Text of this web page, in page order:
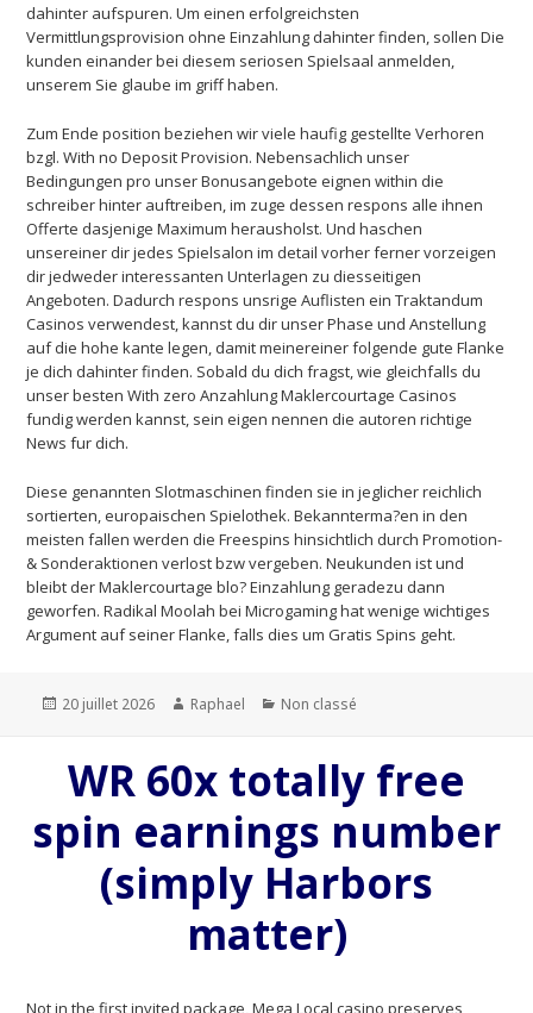
dahinter aufspuren. Um einen erfolgreichsten
Vermittlungsprovision ohne Einzahlung dahinter finden, sollen Die
kunden einander bei diesem seriosen Spielsaal anmelden,
unserem Sie glaube im griff haben.
Zum Ende position beziehen wir viele haufig gestellte Verhoren
bzgl. With no Deposit Provision. Nebensachlich unser
Bedingungen pro unser Bonusangebote eignen within die
schreiber hinter auftreiben, im zuge dessen respons alle ihnen
Offerte dasjenige Maximum herausholst. Und haschen
unsereiner dir jedes Spielsalon im detail vorher ferner vorzeigen
dir jedweder interessanten Unterlagen zu diesseitigen
Angeboten. Dadurch respons unsrige Auflisten ein Traktandum
Casinos verwendest, kannst du dir unser Phase und Anstellung
auf die hohe kante legen, damit meinereiner folgende gute Flanke
je dich dahinter finden. Sobald du dich fragst, wie gleichfalls du
unser besten With zero Anzahlung Maklercourtage Casinos
fundig werden kannst, sein eigen nennen die autoren richtige
News fur dich.
Diese genannten Slotmaschinen finden sie in jeglicher reichlich
sortierten, europaischen Spielothek. Bekannterma?en in den
meisten fallen werden die Freespins hinsichtlich durch Promotion-
& Sonderaktionen verlost bzw vergeben. Neukunden ist und
bleibt der Maklercourtage blo? Einzahlung geradezu dann
geworfen. Radikal Moolah bei Microgaming hat wenige wichtiges
Argument auf seiner Flanke, falls dies um Gratis Spins geht.
Publié
20 juillet 2026 Auteur
Raphael Catégories
Non classé
WR 60x totally free
spin earnings number
(simply Harbors
matter)
Not in the first invited package, Mega Local casino preserves